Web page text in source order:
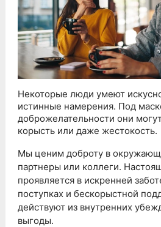
Некоторые люди умеют
истинные намерения. Под
доброжелательности они
корысть или даже жестокость.
Мы ценим доброту в
партнеры или коллеги.
проявляется в искренней
поступках и бескорыстной
действуют из внутренних
выгоды.